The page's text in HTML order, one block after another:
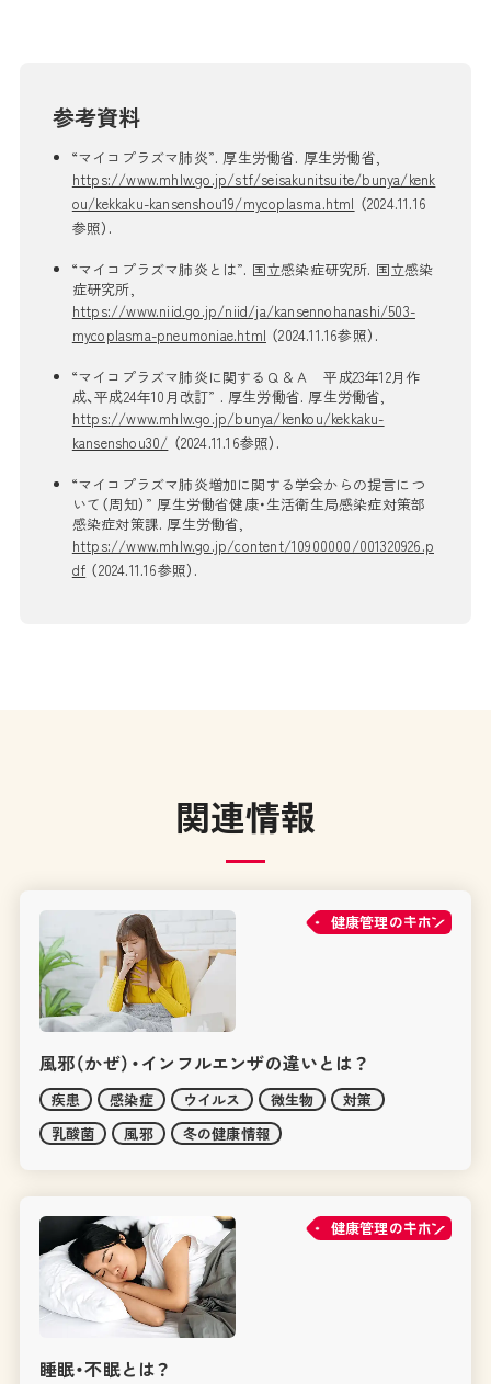
参考資料
“マイコプラズマ肺炎”. 厚生労働省. 厚生労働省,
https://www.mhlw.go.jp/stf/seisakunitsuite/bunya/kenk
ou/kekkaku-kansenshou19/mycoplasma.html （2024.11.16
参照）.
“マイコプラズマ肺炎とは”. 国立感染症研究所. 国立感染
症研究所,
https://www.niid.go.jp/niid/ja/kansennohanashi/503-
mycoplasma-pneumoniae.html （2024.11.16参照）.
“マイコプラズマ肺炎に関するＱ＆Ａ 平成23年12月作
成、平成24年10月改訂” . 厚生労働省. 厚生労働省,
https://www.mhlw.go.jp/bunya/kenkou/kekkaku-
kansenshou30/ （2024.11.16参照）.
“マイコプラズマ肺炎増加に関する学会からの提言につ
いて（周知）” 厚生労働省健康・生活衛生局感染症対策部
感染症対策課. 厚生労働省,
https://www.mhlw.go.jp/content/10900000/001320926.p
df （2024.11.16参照）.
関連情報
健康管理の
風邪（かぜ）・インフルエンザの違いとは？
疾患 感染症 ウイルス 微生物
対策
乳酸菌
風邪 冬の健康情報
健康管理の
睡眠・不眠とは？